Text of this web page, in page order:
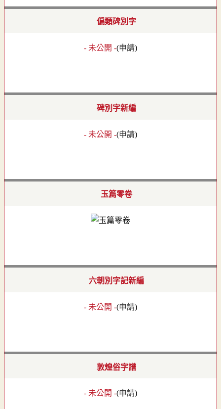
偏類碑別字
- 未公開 -(申請)
碑別字新編
- 未公開 -(申請)
玉篇零卷
六朝別字記新編
- 未公開 -(申請)
敦煌俗字譜
- 未公開 -(申請)